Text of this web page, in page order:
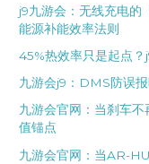
j9九游会：无线充电
能源补能效率法则
45%热效率只是起点？
九游会j9：DMS防误
九游会官网：当刹车
值锚点
九游会官网：当AR-